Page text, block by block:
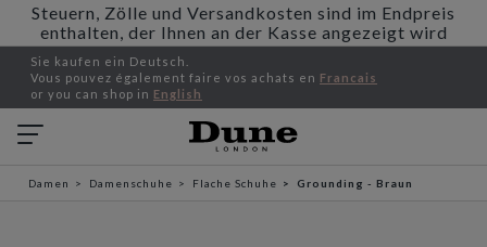
Steuern, Zölle und Versandkosten sind im Endpreis
enthalten, der Ihnen an der Kasse angezeigt wird
Sie kaufen ein Deutsch.
Vous pouvez également faire vos achats en Francais
or you can shop in English
Damen Damenschuhe Flache Schuhe Grounding - Braun